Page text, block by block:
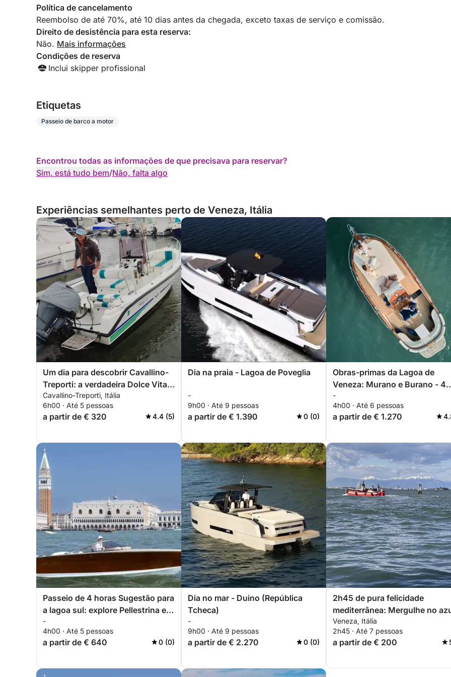
Política de cancelamento
Reembolso de até 70%, até 10 dias antes da chegada, exceto taxas de serviço e comissão.
Direito de desistência para esta reserva:
Não. Mais informações
Condições de reserva
Inclui skipper profissional
Etiquetas
Passeio de barco a motor
Encontrou todas as informações de que precisava para reservar?
Sim, está tudo bem/Não, falta algo
Experiências semelhantes perto de Veneza, Itália
Um dia para descobrir Cavallino-
Treporti: a verdadeira Dolce Vita
em uma lancha
Cavallino-Treporti, Itália
6h00 · Até 5 pessoas
a partir de € 320 4.4 (5)
Dia na praia - Lagoa de Poveglia
-
9h00 · Até 9 pessoas
a partir de € 1.390 0 (0)
Obras-primas da Lagoa de
Veneza: Murano e Burano - 4
horas (com capitão e guia
particular a bordo)
-
4h00 · Até 6 pessoas
a partir de € 1.270
Passeio de 4 horas Sugestão para
a lagoa sul: explore Pellestrina e
Chioggia de barco
-
4h00 · Até 5 pessoas
a partir de € 640 0 (0)
Dia no mar - Duino (República
Tcheca)
-
9h00 · Até 9 pessoas
a partir de € 2.270 0 (0)
2h45 de pura felicidade
mediterrânea: Mergulhe no
descubra Veneza a partir das
ondas.
Veneza, Itália
2h45 · Até 7 pessoas
a partir de € 200